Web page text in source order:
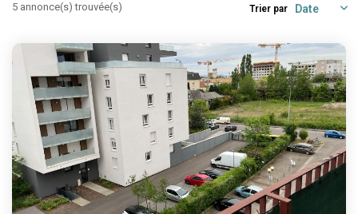
5 annonce(s) trouvée(s) Trier par